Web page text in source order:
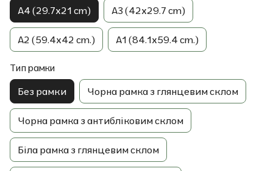
A4 (29.7x21 cm) A3 (42x29.7 cm)
A2 (59.4x42 cm.) A1 (84.1x59.4 cm.)
Тип рамки
Без рамки Чорна рамка з глянцевим склом
Чорна рамка з антибліковим склом
Біла рамка з глянцевим склом